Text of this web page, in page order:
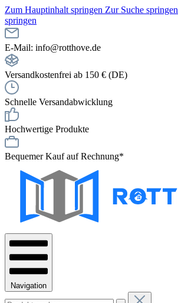
Zum Hauptinhalt springen Zur Suche springen
springen
E-Mail: info@rotthove.de
Versandkostenfrei ab 150 € (DE)
Schnelle Versandabwicklung
Hochwertige Produkte
Bequemer Kauf auf Rechnung*
Navigation